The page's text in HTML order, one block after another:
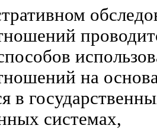
на
в
системах,